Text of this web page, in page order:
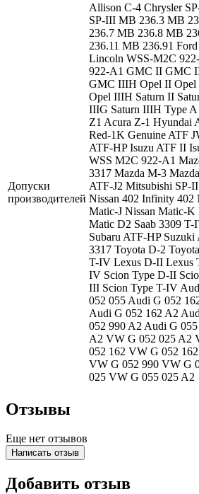
Допуски
производителей
Allison С-4 Chrysler
SP-III MB 236.3 MB
236.7 MB 236.8 MB
236.11 MB 236.91
Lincoln WSS-M2C
922-A1 GMC II GMC
GMC IIIH Opel II
Opel IIIH Saturn II
IIIG Saturn IIIH Type
Z1 Acura Z-1 Hyundai
Red-1K Genuine ATF
ATF-HP Isuzu ATF II
WSS M2C 922-A1
3317 Mazda M-3
ATF-J2 Mitsubishi SP-II
Nissan 402 Infinity 402
Matic-J Nissan Matic-K
Matic D2 Saab 3309 T-
Subaru ATF-HP Suzuki
3317 Toyota D-2
T-IV Lexus D-II Lexus
IV Scion Type D-II
III Scion Type T-IV
052 055 Audi G 052
Audi G 052 162 A2
052 990 A2 Audi G
A2 VW G 052 025 A2
052 162 VW G 052 162
VW G 052 990 VW G
025 VW G 055 025 A2
Отзывы
Еще нет отзывов
Написать отзыв
Добавить отзыв